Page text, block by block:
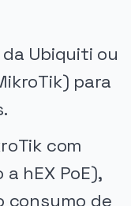
Ubiquiti ou
para
com
hEX PoE),
consumo de